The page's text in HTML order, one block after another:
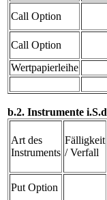
Call Option
Call Option
Wertpapierleihe
b.2. Instrumente
Art des
Instruments
Fälligkeit
/ Verfall
Put Option